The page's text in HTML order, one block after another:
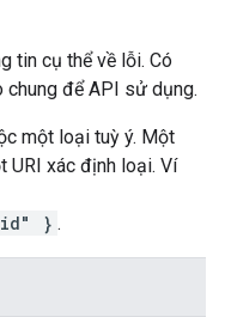
tin cụ thể về lỗi. Có
chung để API sử dụng.
một loại tuỳ ý. Một
URI xác định loại. Ví
id" } .